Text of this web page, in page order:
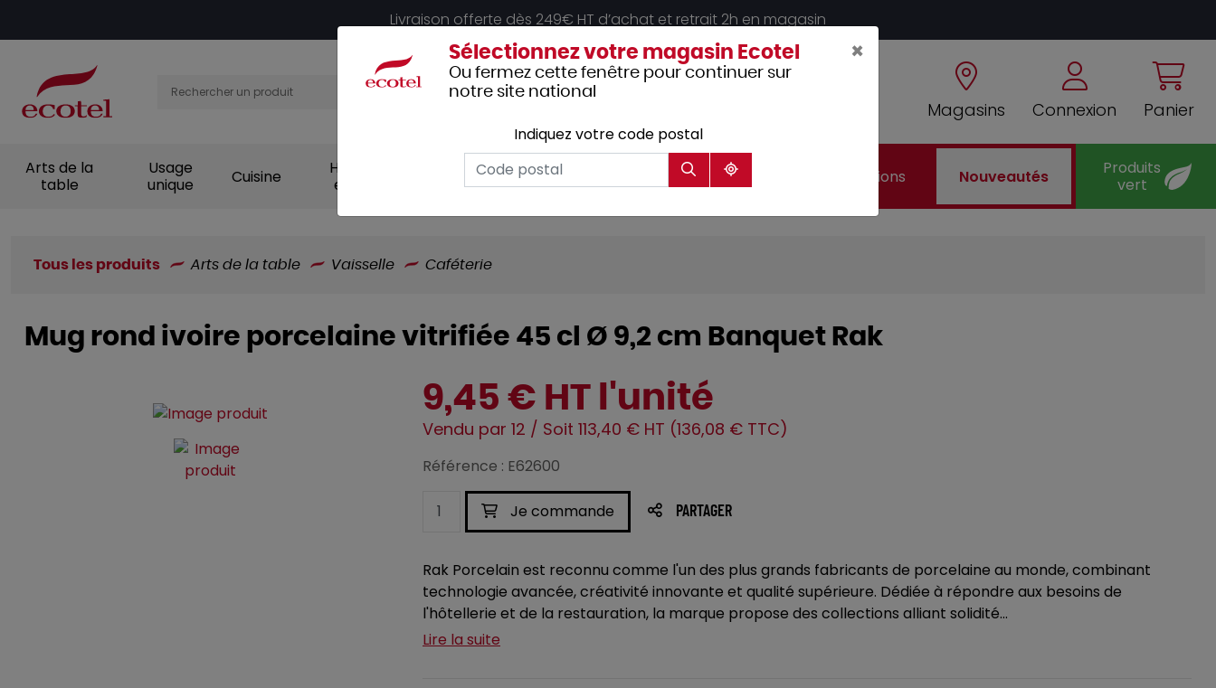
Livraison offerte dès 249€ HT d’achat et retrait 2h en magasin
Magasins Connexion Panier
Arts de la
table
Usage
unique
Cuisine
Hygiène et
entretien
Vêtements
professionnels
Hôtellerie Mobilier Promotions Nouveautés
Produits
vert
Tous les produits Arts de la table Vaisselle Caféterie
Mug rond ivoire porcelaine vitrifiée 45 cl Ø 9,2 cm Banquet Rak
9,45 € HT l'unité
Vendu par 12 / Soit 113,40 € HT (136,08 € TTC)
Référence : E62600
Je commande PARTAGER
Rak Porcelain est reconnu comme l'un des plus grands fabricants de porcelaine au monde, combinant
technologie avancée, créativité innovante et qualité supérieure. Dédiée à répondre aux besoins de
l'hôtellerie et de la restauration, la marque propose des collections alliant solidité...
Lire la suite
×
Sélectionnez votre magasin Ecotel
Ou fermez cette fenêtre pour continuer sur
notre site national
Indiquez votre code postal